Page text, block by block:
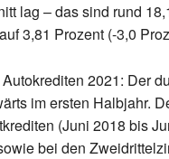
lag – das sind rund
3,81 Prozent (-3,0
2021: Der
im ersten Halbjahr.
(Juni 2018 bis
bei den